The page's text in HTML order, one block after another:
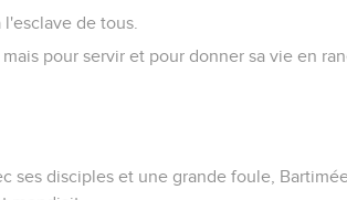
de tous.
pour servir et pour donner sa vie en
ses disciples et une grande foule,